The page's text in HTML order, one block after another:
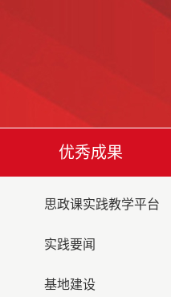
优秀成果
思政课实践教学平台
实践要闻
基地建设